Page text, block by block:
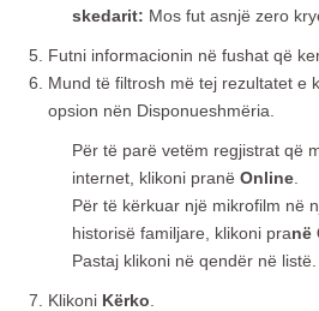
skedarit: Mos fut asnjë zero
Futni informacionin në fushat që
Mund të filtrosh më tej rezultatet e
opsion nën Disponueshmëria.
Për të parë vetëm regjistrat që
internet, klikoni pranë Online
Për të kërkuar një mikrofilm në
historisë familjare, klikoni pranë
Pastaj klikoni në qendër në listë.
Klikoni Kërko